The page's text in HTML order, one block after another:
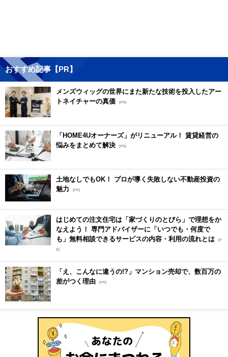
おすすめ記事【PR】
メンズウィッグの世界にまた新たな技術を投入したアー
トネイチャーの真価
[PR]
「HOME4Uオーナーズ」がリニューアル！ 賃貸経営の
悩みをまとめて解決 [PR]
土地なしでもOK！ プロが導く失敗しない不動産投資の
魅力
[PR]
はじめての注文住宅は「家づくりのとびら」で理想をか
なえよう！ 専門アドバイザーに「いつでも・何度で
も」無料相談できるサービスの内容・利用の流れとは [P
R]
「え、こんなに違うの!?」マンション売却で、数百万の
差がつく理由 [PR]